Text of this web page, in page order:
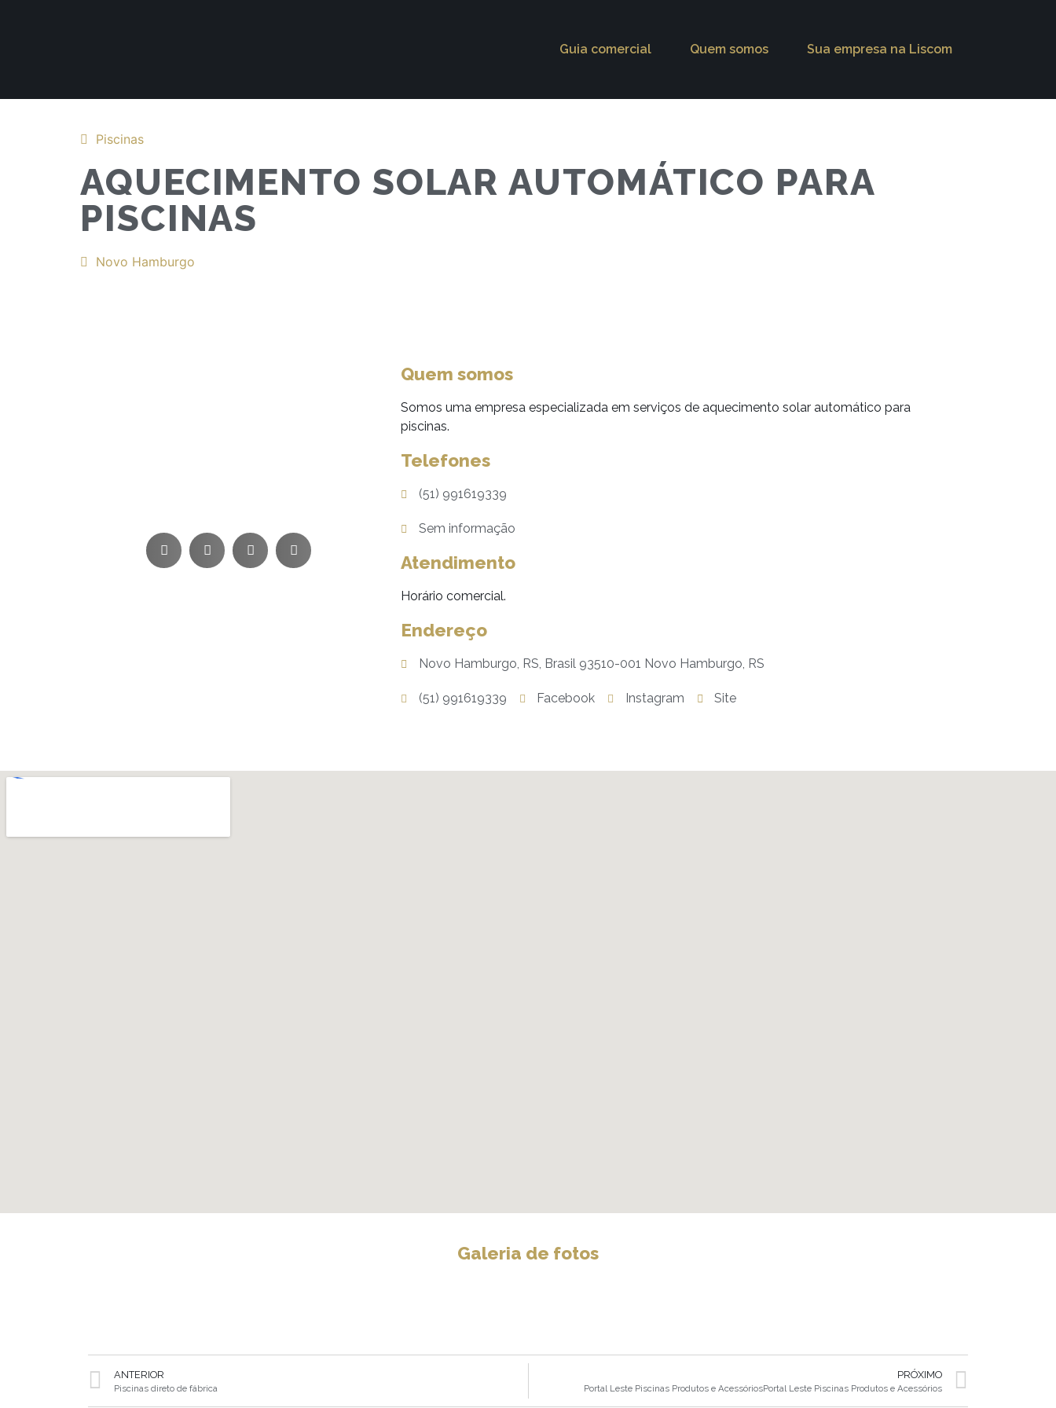
Guia comercial Quem somos Sua empresa na Liscom
Piscinas
AQUECIMENTO SOLAR AUTOMÁTICO PARA
PISCINAS
Novo Hamburgo
Quem somos
Somos uma empresa especializada em serviços de aquecimento solar automático para
piscinas.
Telefones
(51) 991619339
Sem informação
Atendimento
Horário comercial.
Endereço
Novo Hamburgo, RS, Brasil 93510-001 Novo Hamburgo, RS
(51) 991619339 Facebook Instagram Site
Galeria de fotos
ANTERIOR
Piscinas direto de fábrica
PRÓXIMO
Portal Leste Piscinas Produtos e AcessóriosPortal Leste Piscinas Produtos e Acessórios